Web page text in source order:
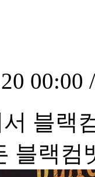
00:00
블랙
블랙컴